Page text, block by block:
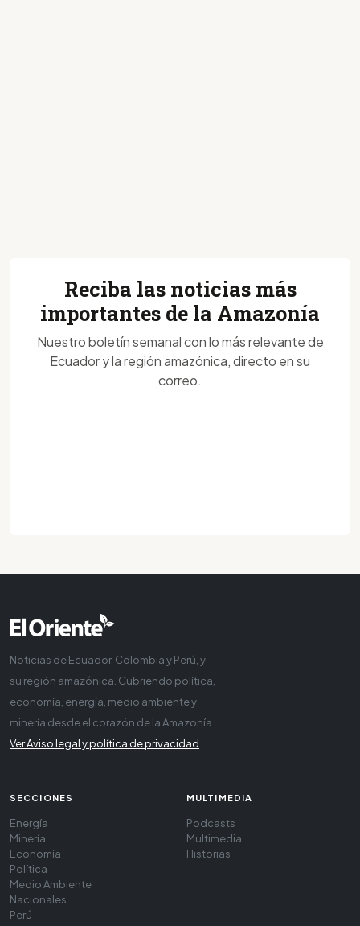
Reciba las noticias más
importantes de la Amazonía
Nuestro boletín semanal con lo más relevante de
Ecuador y la región amazónica, directo en su
correo.
Noticias de Ecuador, Colombia y Perú, y
su región amazónica. Cubriendo política,
economía, energía, medio ambiente y
minería desde el corazón de la Amazonía
Ver Aviso legal y política de privacidad
SECCIONES
Energía
Minería
Economía
Política
Medio Ambiente
Nacionales
Perú
MULTIMEDIA
Podcasts
Multimedia
Historias